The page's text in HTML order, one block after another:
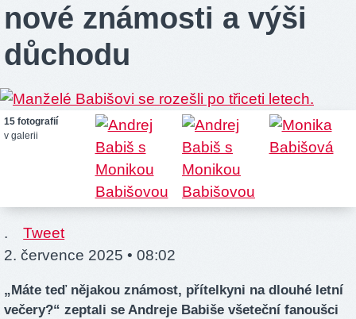
nové známosti a výši
důchodu
15 fotografií
v galerii
.
Tweet
2. července 2025 • 08:02
„Máte teď nějakou známost, přítelkyni na dlouhé letní
večery?“ zeptali se Andreje Babiše všeteční fanoušci